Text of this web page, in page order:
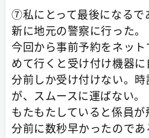
⑦私にとって最後になるで
新に地元の警察に行った。
今回から事前予約をネッ
めて行くと受け付け機器
分前しか受け付けない。
が、スムースに運ばない。
もたもたしていると係員
分前に数秒早かったのであ